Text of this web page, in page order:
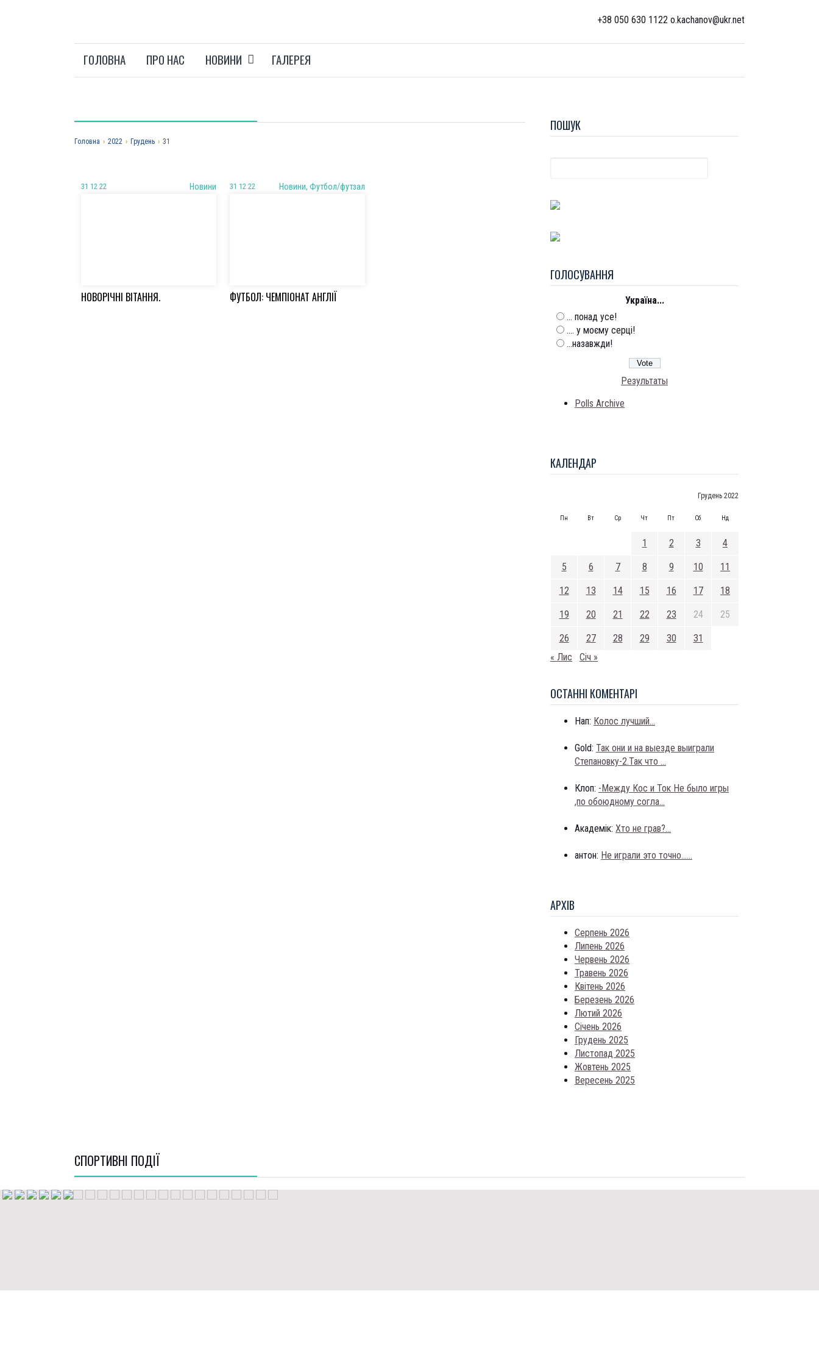
+38 050 630 1122 o.kachanov@ukr.net
ГОЛОВНА ПРО НАС НОВИНИ ГАЛЕРЕЯ
ПОШУК
ГОЛОСУВАННЯ
Україна...
... понад усе!
.... у моєму серці!
...назавжди!
Результаты
Polls Archive
КАЛЕНДАР
Грудень 2022
Пн Вт Ср Чт Пт Сб Нд
1 2 3 4
5 6 7 8 9 10 11
12 13 14 15 16 17 18
19 20 21 22 23 24 25
26 27 28 29 30
31
« Лис
Січ »
ОСТАННI КОМЕНТАРI
Нап: Колос лучший...
Gold: Так они и на выезде выиграли
Степановку-2.Так что ...
Клоп: -Между Кос и Ток Не было игры
,по обоюдному согла...
Академік: Хто не грав?...
антон: Не играли это точно......
АРХIВ
Серпень 2026
Липень 2026
Червень 2026
Травень 2026
Квітень 2026
Березень 2026
Лютий 2026
Січень 2026
Грудень 2025
Листопад 2025
Жовтень 2025
Вересень 2025
Головна › 2022 › Грудень › 31
31 12 22 Новини
НОВОРІЧНІ ВІТАННЯ.
31 12 22 Новини, Футбол/футзал
ФУТБОЛ: ЧЕМПІОНАТ АНГЛІЇ
СПОРТИВНI ПОДІЇ